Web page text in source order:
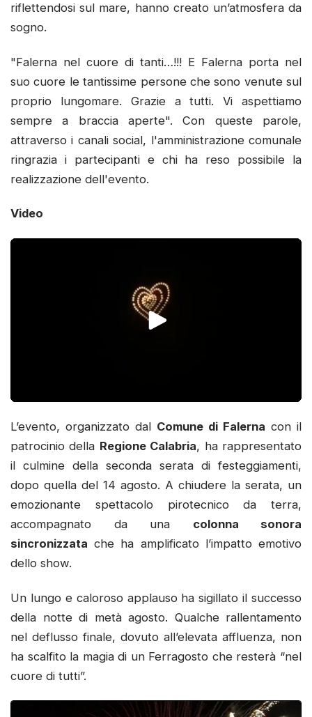
riflettendosi sul mare, hanno creato un’atmosfera da
sogno.
"Falerna nel cuore di tanti…!!! E Falerna porta nel
suo cuore le tantissime persone che sono venute sul
proprio lungomare. Grazie a tutti. Vi aspettiamo
sempre a braccia aperte". Con queste parole,
attraverso i canali social, l'amministrazione comunale
ringrazia i partecipanti e chi ha reso possibile la
realizzazione dell'evento.
Video
L’evento, organizzato dal Comune di Falerna con il
patrocinio della Regione Calabria, ha rappresentato
il culmine della seconda serata di festeggiamenti,
dopo quella del 14 agosto. A chiudere la serata, un
emozionante spettacolo pirotecnico da terra,
accompagnato da una colonna sonora
sincronizzata che ha amplificato l’impatto emotivo
dello show.
Un lungo e caloroso applauso ha sigillato il successo
della notte di metà agosto. Qualche rallentamento
nel deflusso finale, dovuto all’elevata affluenza, non
ha scalfito la magia di un Ferragosto che resterà “nel
cuore di tutti”.